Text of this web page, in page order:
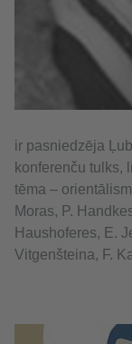
ir pasniedzēja
konferenču tulks,
tēma –
Moras, P.
Haushoferes, E.
Vitgenšteina, F.